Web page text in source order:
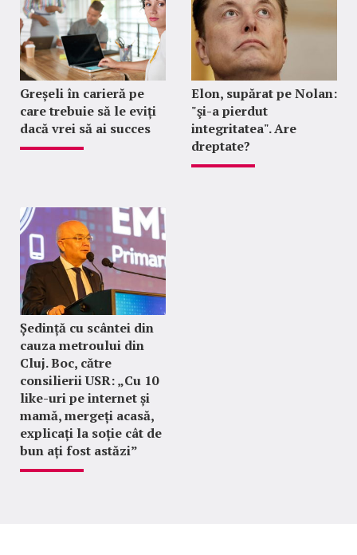
Greșeli în carieră pe
care trebuie să le eviți
dacă vrei să ai succes
Elon, supărat pe Nolan:
"şi-a pierdut
integritatea". Are
dreptate?
Ședință cu scântei din
cauza metroului din
Cluj. Boc, către
consilierii USR: „Cu 10
like-uri pe internet și
mamă, mergeți acasă,
explicați la soție cât de
bun ați fost astăzi”